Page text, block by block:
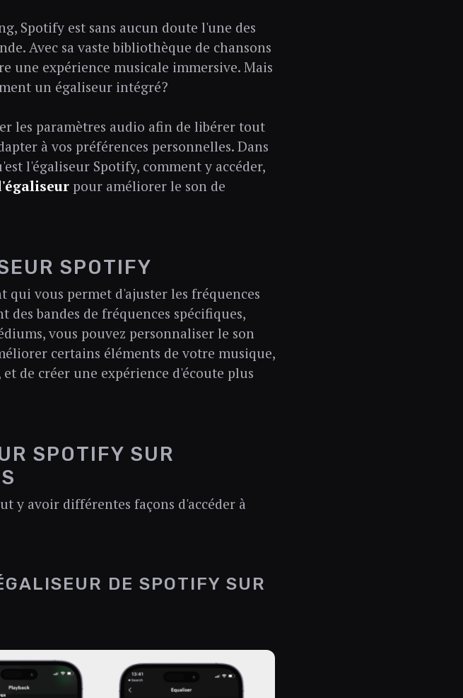
Spotify est sans aucun doute l'une des
Avec sa vaste bibliothèque de chansons
une expérience musicale immersive. Mais
un égaliseur intégré?
les paramètres audio afin de libérer tout
à vos préférences personnelles. Dans
l'égaliseur Spotify, comment y accéder,
pour améliorer le son de
SPOTIFY
vous permet d'ajuster les fréquences
bandes de fréquences spécifiques,
vous pouvez personnaliser le son
certains éléments de votre musique,
de créer une expérience d'écoute plus
SPOTIFY SUR
y avoir différentes façons d'accéder à
DE SPOTIFY SUR